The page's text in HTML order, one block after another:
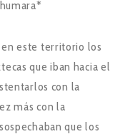
en este territorio los
que iban hacia el
con la
más con la
que los